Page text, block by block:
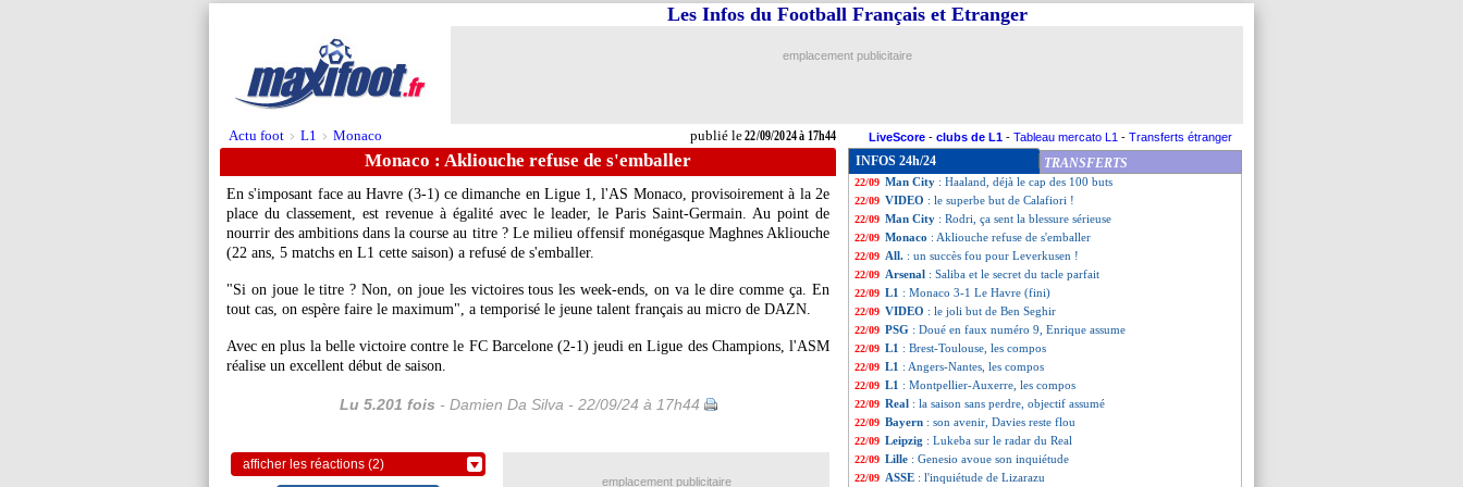
Actu foot > L1 > Monaco publié le22/09/2024 à 17h44
Les Infos du Football Français et Etranger
emplacement publicitaire
LiveScore - clubs de L1 - Tableau mercato L1 - Transferts étranger
Monaco : Akliouche refuse de s'emballer
En s'imposant face au Havre (3-1) ce dimanche en Ligue 1, l'AS Monaco, provisoirement à la 2e
place du classement, est revenue à égalité avec le leader, le Paris Saint-Germain. Au point de
nourrir des ambitions dans la course au titre ? Le milieu offensif monégasque Maghnes Akliouche
(22 ans, 5 matchs en L1 cette saison) a refusé de s'emballer.
"Si on joue le titre ? Non, on joue les victoires tous les week-ends, on va le dire comme ça. En
tout cas, on espère faire le maximum", a temporisé le jeune talent français au micro de DAZN.
Avec en plus la belle victoire contre le FC Barcelone (2-1) jeudi en Ligue des Champions, l'ASM
réalise un excellent début de saison.
Lu 5.201 fois - Damien Da Silva - 22/09/24 à 17h44
afficher les réactions (2)
INFOS 24h/24 TRANSFERTS
22/09 L1: Lyon-Marseille, les compos
22/09 Barça
22/09 L1: Angers 1-1 Nantes (fini)
22/09 Le Havre : Digard n'a aucun regret
22/09 Man City : Haaland, déjà le cap des 100 buts
22/09 VIDEO : le superbe but de Calafiori !
22/09 Man City : Rodri, ça sent la blessure sérieuse
22/09 Monaco : Akliouche refuse de s'emballer
22/09 All. : un succès fou pour Leverkusen !
22/09 Arsenal : Saliba et le secret du tacle parfait
22/09 L1 : Monaco 3-1 Le Havre (fini)
22/09 VIDEO : le joli but de Ben Seghir
22/09 PSG : Doué en faux numéro 9, Enrique assume
22/09 L1 : Brest-Toulouse, les compos
22/09 L1 : Angers-Nantes, les compos
22/09 L1 : Montpellier-Auxerre, les compos
22/09 Real : la saison sans perdre, objectif assumé
22/09 Bayern : son avenir, Davies reste flou
22/09 Leipzig : Lukeba sur le radar du Real
22/09 Lille : Genesio avoue son inquiétude
22/09 ASSE : l'inquiétude de Lizarazu
emplacement publicitaire